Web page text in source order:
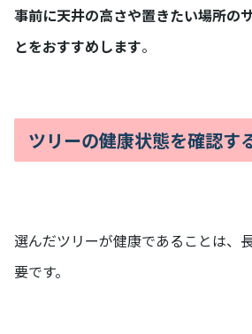
事前に天井の高さや置きたい場所の
とをおすすめします。
ツリーの健康状態を確認す
選んだツリーが健康であることは、
要です。